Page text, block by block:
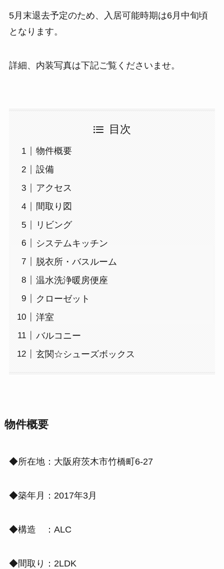
5月末退去予定のため、入居可能時期は6月中旬頃
となります。
詳細、内装写真は下記ご覧くださいませ。
目次
物件概要
設備
アクセス
間取り図
リビング
システムキッチン
脱衣所・バスルーム
温水洗浄暖房便座
クローゼット
洋室
バルコニー
玄関☆シューズボックス
物件概要
◆所在地：大阪府茨木市竹橋町6-27
◆築年月：2017年3月
◆構造 ：ALC
◆間取り：2LDK